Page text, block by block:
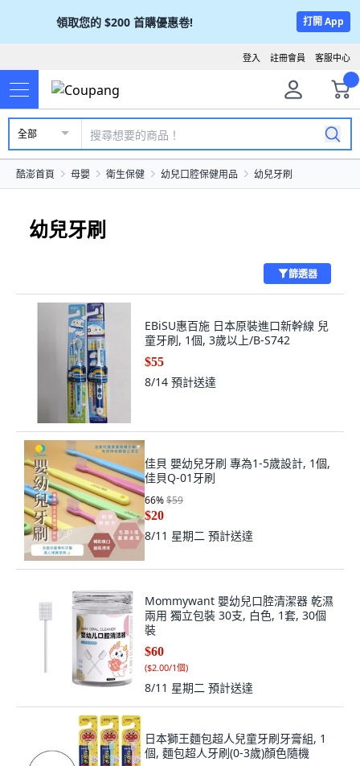
領取您的 $200 首購優惠卷! 打開 App
客服中心
註冊會員
登入
全部
酷澎首頁 母嬰 衛生保健 幼兒口腔保健用品 幼兒牙刷
幼兒牙刷
篩選器
EBiSU惠百施 日本原裝進口新幹線 兒
童牙刷, 1個, 3歲以上/B-S742
$55
8/14 預計送達
佳貝 嬰幼兒牙刷 專為1-5歲設計, 1個,
佳貝Q-01牙刷
66%$59
$20
8/11 星期二 預計送達
Mommywant 嬰幼兒口腔清潔器 乾濕
兩用 獨立包裝 30支, 白色, 1套, 30個
裝
$60
($2.00/1個)
8/11 星期二 預計送達
日本獅王麵包超人兒童牙刷牙膏組, 1
個, 麵包超人牙刷(0-3歲)顏色隨機